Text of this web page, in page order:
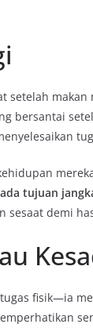
setelah makan
bersantai
tujuan
demi
fisik—ia